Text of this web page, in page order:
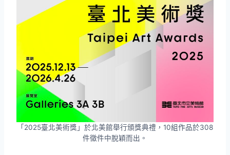
「2025臺北美術獎」於北美館舉行頒獎典禮，10組作品於308
件徵件中脫穎而出。